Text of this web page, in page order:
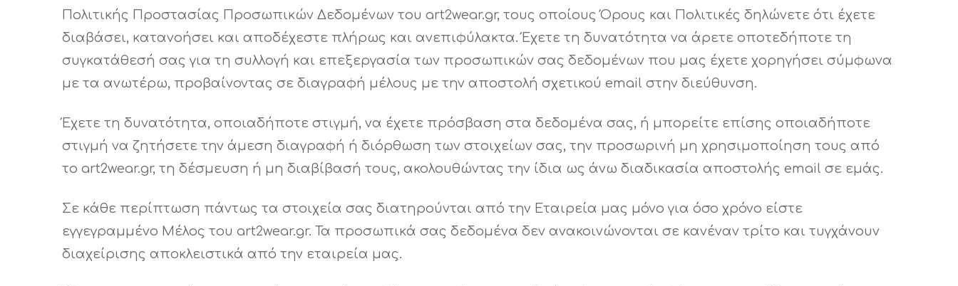
Πολιτικής Προστασίας Προσωπικών Δεδομένων του art2wear.gr, τους οποίους Όρους και Πολιτικές δηλώνετε ότι έχετε
διαβάσει, κατανοήσει και αποδέχεστε πλήρως και ανεπιφύλακτα. Έχετε τη δυνατότητα να άρετε οποτεδήποτε τη
συγκατάθεσή σας για τη συλλογή και επεξεργασία των προσωπικών σας δεδομένων που μας έχετε χορηγήσει σύμφωνα
με τα ανωτέρω, προβαίνοντας σε διαγραφή μέλους με την αποστολή σχετικού email στην διεύθυνση.
Έχετε τη δυνατότητα, οποιαδήποτε στιγμή, να έχετε πρόσβαση στα δεδομένα σας, ή μπορείτε επίσης οποιαδήποτε
στιγμή να ζητήσετε την άμεση διαγραφή ή διόρθωση των στοιχείων σας, την προσωρινή μη χρησιμοποίηση τους από
το art2wear.gr, τη δέσμευση ή μη διαβίβασή τους, ακολουθώντας την ίδια ως άνω διαδικασία αποστολής email σε εμάς.
Σε κάθε περίπτωση πάντως τα στοιχεία σας διατηρούνται από την Εταιρεία μας μόνο για όσο χρόνο είστε
εγγεγραμμένο Μέλος του art2wear.gr. Τα προσωπικά σας δεδομένα δεν ανακοινώνονται σε κανέναν τρίτο και τυγχάνουν
διαχείρισης αποκλειστικά από την εταιρεία μας.